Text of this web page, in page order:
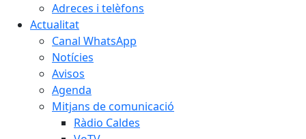
Adreces i telèfons
Actualitat
Canal WhatsApp
Notícies
Avisos
Agenda
Mitjans de comunicació
Ràdio Caldes